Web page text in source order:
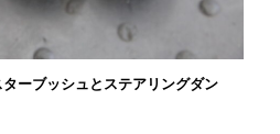
ーブッシュとステアリングダン